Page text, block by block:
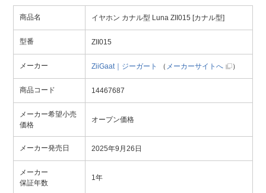
商品名 イヤホン カナル型 Luna ZII015 [カナル型]
型番 ZII015
メーカー ZiiGaat｜ジーガート （ メーカーサイトへ ）
商品コード 14467687
メーカー希望小売
価格
オープン価格
メーカー発売日 2025年9月26日
メーカー
保証年数
1年